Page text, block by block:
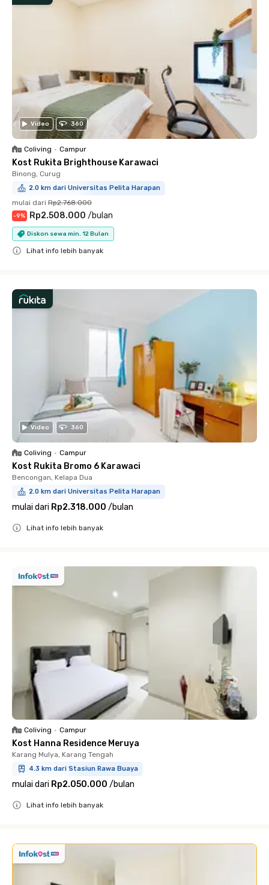
Video 360
Coliving • Campur
Kost Rukita Brighthouse Karawaci
Binong, Curug
2.0 km dari Universitas Pelita Harapan
mulai dari Rp2.768.000
-9% Rp2.508.000 /bulan
Diskon sewa min. 12 Bulan
Lihat info lebih banyak
Video 360
Coliving • Campur
Kost Rukita Bromo 6 Karawaci
Bencongan, Kelapa Dua
2.0 km dari Universitas Pelita Harapan
mulai dari Rp2.318.000 /bulan
Lihat info lebih banyak
Coliving • Campur
Kost Hanna Residence Meruya
Karang Mulya, Karang Tengah
4.3 km dari Stasiun Rawa Buaya
mulai dari Rp2.050.000 /bulan
Lihat info lebih banyak